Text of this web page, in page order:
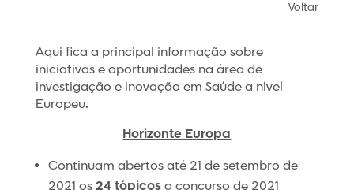
Voltar
Aqui fica a principal informação sobre
iniciativas e oportunidades na área de
investigação e inovação em Saúde a nível
Europeu.
Horizonte Europa
Continuam abertos até 21 de setembro de
2021 os24 tópicosa concurso de 2021